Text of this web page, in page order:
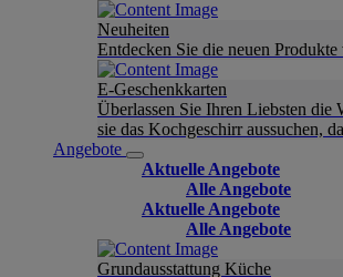
Neuheiten
Entdecken Sie die neuen
E-Geschenkkarten
Überlassen Sie Ihren Liebsten die
sie das Kochgeschirr aussuchen,
Angebote
Aktuelle Angebote
Alle Angebote
Aktuelle Angebote
Alle Angebote
Grundausstattung Küche